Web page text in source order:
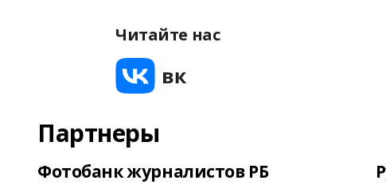
Читайте нас
Партнеры
Фотобанк журналистов РБ